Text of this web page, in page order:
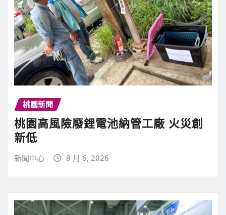
桃園新聞
桃園高風險廢鋰電池納管工廠 火災創
新低
新聞中心 8 月 6, 2026